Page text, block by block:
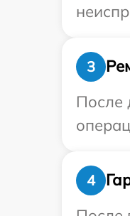
3
После
4